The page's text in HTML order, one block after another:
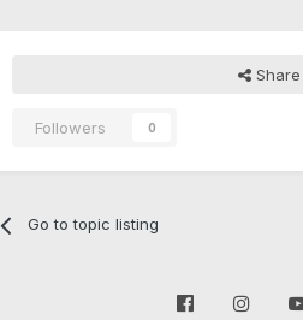
Share
Followers 0
Go to topic listing